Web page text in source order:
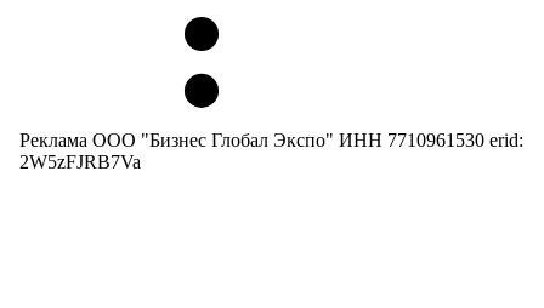
Реклама ООО "Бизнес Глобал Экспо" ИНН 7710961530 erid:
2W5zFJRB7Va